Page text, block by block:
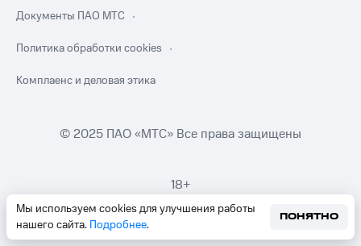
Мы используем cookies для улучшения работы
нашего сайта. Подробнее.
ПОНЯТНО
Документы ПАО МТС
Политика обработки cookies
Комплаенс и деловая этика
© 2025 ПАО «МТС» Все права защищены
18+